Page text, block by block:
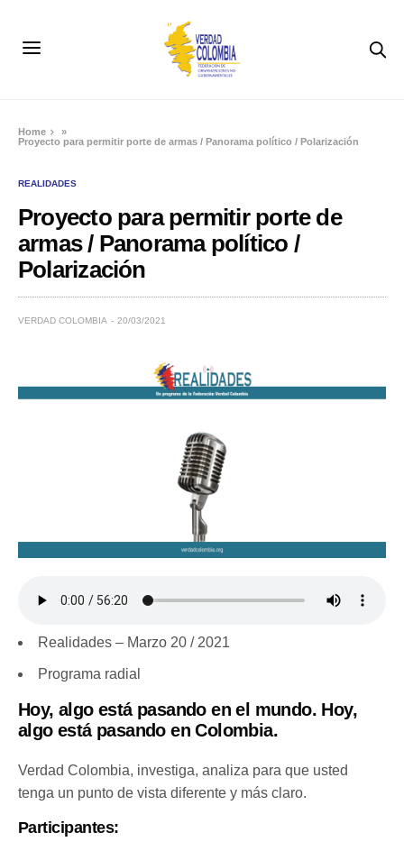
Home
»
Proyecto para permitir porte de armas / Panorama político / Polarización
REALIDADES
Proyecto para permitir porte de
armas / Panorama político /
Polarización
VERDAD COLOMBIA 20/03/2021
Realidades – Marzo 20 / 2021
Programa radial
Hoy, algo está pasando en el mundo. Hoy,
algo está pasando en Colombia.
Verdad Colombia, investiga, analiza para que usted
tenga un punto de vista diferente y más claro.
Participantes: